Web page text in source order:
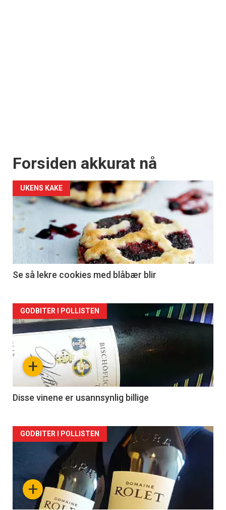
Forsiden akkurat nå
UKENS KAKE
Se så lekre cookies med blåbær blir
Forsiden
akkurat
nå
2
+
GODBITER I POLLISTEN
Disse vinene er usannsynlig billige
Forsiden
akkurat
nå+
GODBITER I POLLISTEN